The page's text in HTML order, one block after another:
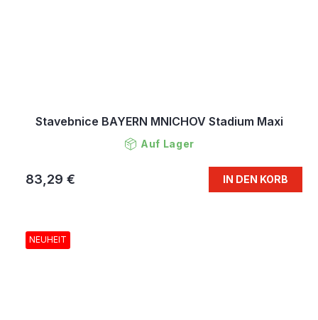
Stavebnice BAYERN MNICHOV Stadium Maxi
Auf Lager
83,29 € IN DEN KORB
NEUHEIT